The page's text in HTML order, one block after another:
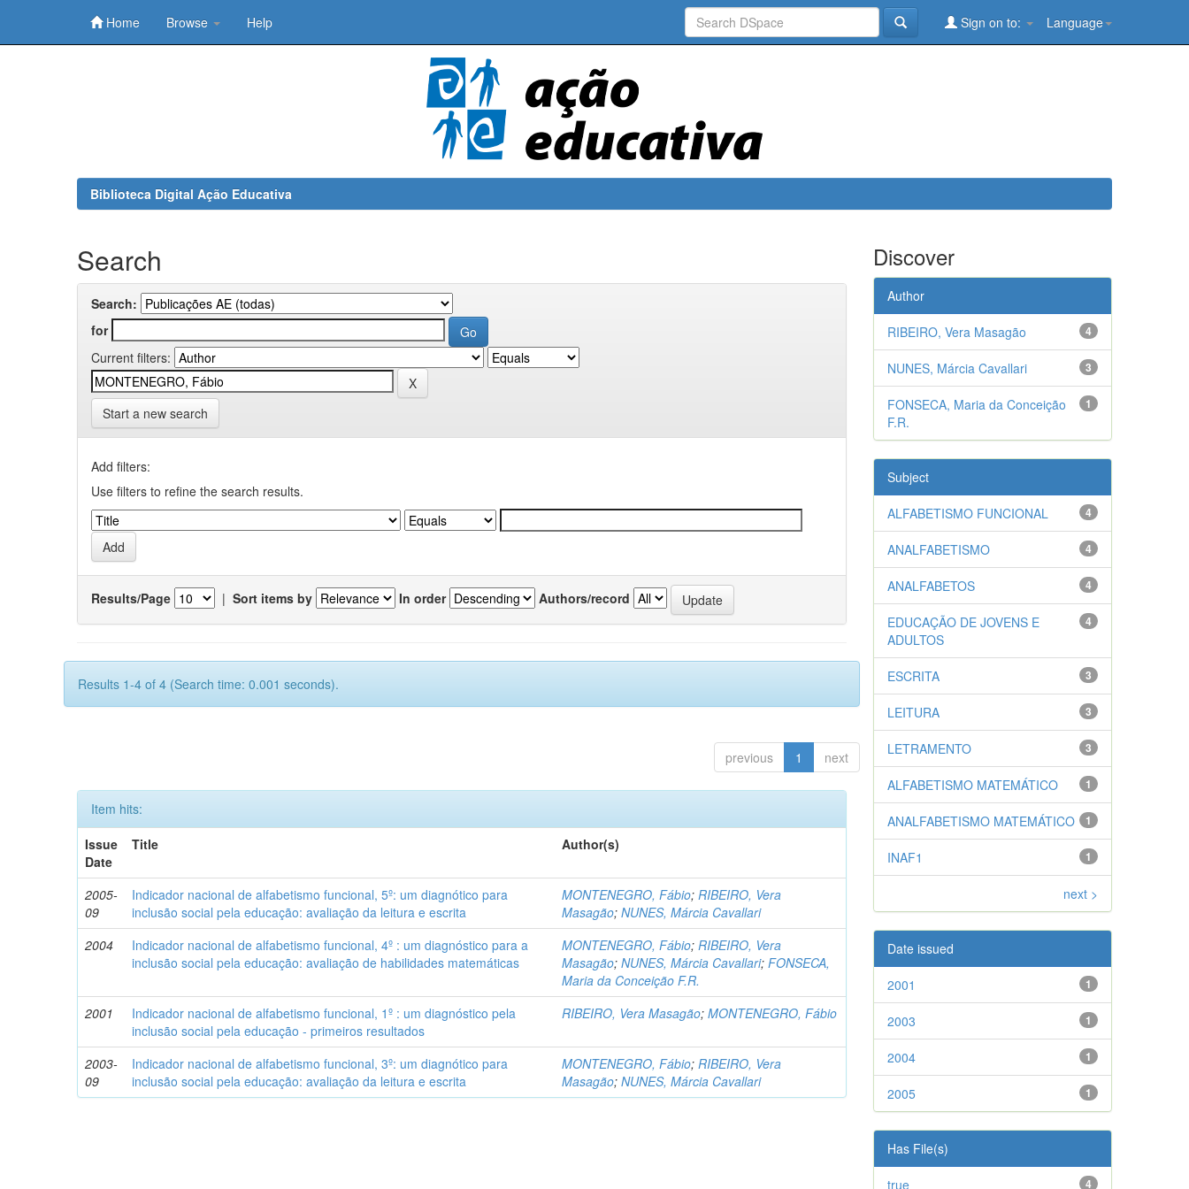
Home Browse Help Language
Sign on to:
Biblioteca Digital Ação Educativa
Search
Search:
for
Current filters:
Start a new search
Add filters:
Use filters to refine the search results.
Results/Page | Sort items by In order Authors/record
Results 1-4 of 4 (Search time: 0.001 seconds).
previous 1 next
Item hits:
Issue
Date
Title Author(s)
2005-
09
Indicador nacional de alfabetismo funcional, 5º: um diagnótico para
inclusão social pela educação: avaliação da leitura e escrita
MONTENEGRO, Fábio; RIBEIRO, Vera
Masagão; NUNES, Márcia Cavallari
2004
Indicador nacional de alfabetismo funcional, 4º : um diagnóstico para a
inclusão social pela educação: avaliação de habilidades matemáticas
MONTENEGRO, Fábio; RIBEIRO, Vera
Masagão; NUNES, Márcia Cavallari; FONSECA,
Maria da Conceição F.R.
2001
Indicador nacional de alfabetismo funcional, 1º : um diagnóstico pela
inclusão social pela educação - primeiros resultados
RIBEIRO, Vera Masagão; MONTENEGRO, Fábio
2003-
09
Indicador nacional de alfabetismo funcional, 3º: um diagnótico para
inclusão social pela educação: avaliação da leitura e escrita
MONTENEGRO, Fábio; RIBEIRO, Vera
Masagão; NUNES, Márcia Cavallari
Discover
Author
4
RIBEIRO, Vera Masagão
3
NUNES, Márcia Cavallari
1
FONSECA, Maria da Conceição
F.R.
Subject
4
ALFABETISMO FUNCIONAL
4
ANALFABETISMO
4
ANALFABETOS
4
EDUCAÇÃO DE JOVENS E
ADULTOS
3
ESCRITA
3
LEITURA
3
LETRAMENTO
1
ALFABETISMO MATEMÁTICO
1
ANALFABETISMO MATEMÁTICO
1
INAF1
next >
Date issued
1
2001
1
2003
1
2004
1
2005
Has File(s)
4
true